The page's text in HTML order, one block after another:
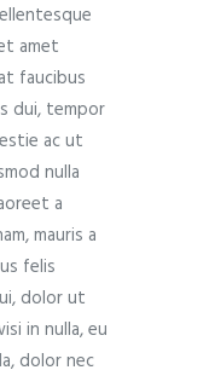
amet
faucibus
dui, tempor
ac ut
nulla
a
mauris a
felis
dolor ut
in nulla, eu
dolor nec